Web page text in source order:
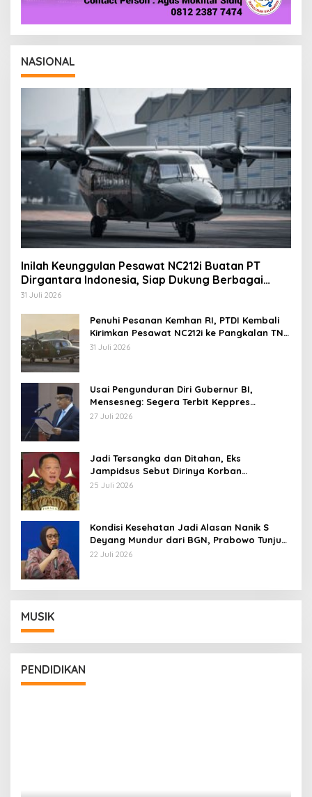
NASIONAL
Inilah Keunggulan Pesawat NC212i Buatan PT
Dirgantara Indonesia, Siap Dukung Berbagai
Operasi TNI
31 Juli 2026
Penuhi Pesanan Kemhan RI, PTDI Kembali
Kirimkan Pesawat NC212i ke Pangkalan TNI
AU
31 Juli 2026
Usai Pengunduran Diri Gubernur BI,
Mensesneg: Segera Terbit Keppres
Pemberhentian dengan Hormat
27 Juli 2026
Jadi Tersangka dan Ditahan, Eks
Jampidsus Sebut Dirinya Korban
Kriminalisasi
25 Juli 2026
Kondisi Kesehatan Jadi Alasan Nanik S
Deyang Mundur dari BGN, Prabowo Tunjuk
Wamentan Sudaryono
22 Juli 2026
MUSIK
PENDIDIKAN